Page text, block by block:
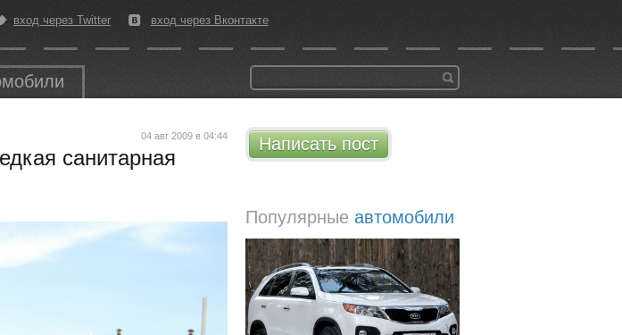
вход через Twitter вход через Вконтакте
Написать пост
Популярные автомобили
04 авг 2009 в 04:44
санитарная